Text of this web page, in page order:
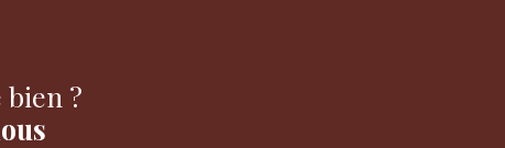
?